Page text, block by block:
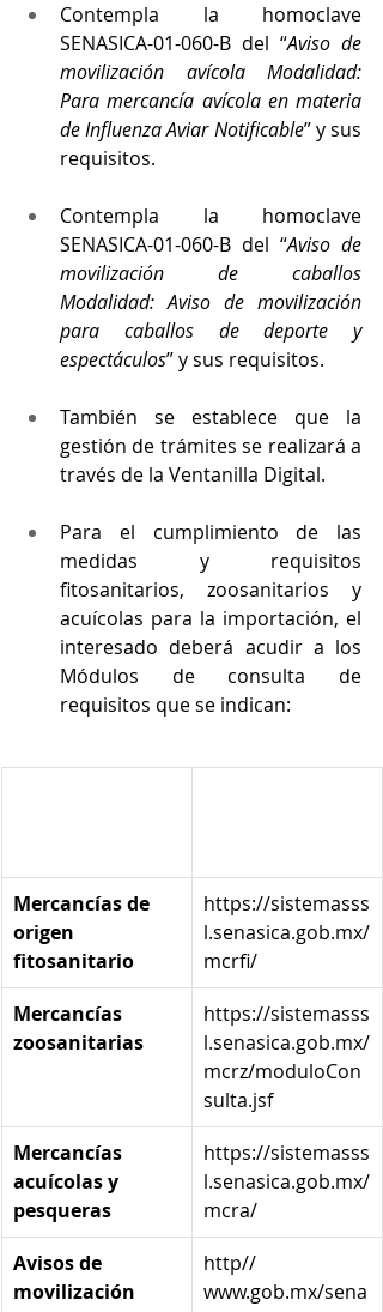
Contempla la homoclave
SENASICA-01-060-B del “Aviso de
movilización avícola Modalidad:
Para mercancía avícola en materia
de Influenza Aviar Notificable” y sus
requisitos.
Contempla la homoclave
SENASICA-01-060-B del “Aviso de
movilización de caballos
Modalidad: Aviso de movilización
para caballos de deporte y
espectáculos” y sus requisitos.
También se establece que la
gestión de trámites se realizará a
través de la Ventanilla Digital.
Para el cumplimiento de las
medidas y requisitos
fitosanitarios, zoosanitarios y
acuícolas para la importación, el
interesado deberá acudir a los
Módulos de consulta de
requisitos que se indican:
Mercancías de
origen
fitosanitario
https://sistemasss
l.senasica.gob.mx/
mcrfi/
Mercancías
zoosanitarias
https://sistemasss
l.senasica.gob.mx/
mcrz/moduloCon
sulta.jsf
Mercancías
acuícolas y
pesqueras
https://sistemasss
l.senasica.gob.mx/
mcra/
Avisos de
movilización
http//
www.gob.mx/sena